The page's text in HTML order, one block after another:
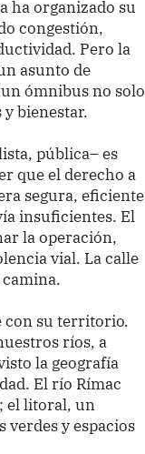
ha organizado su
congestión,
Pero la
asunto de
ómnibus no solo
bienestar.
pública– es
que el derecho a
segura, eficiente
insuficientes. El
la operación,
vial. La calle
con su territorio.
ríos, a
la geografía
El río Rímac
el litoral, un
y espacios